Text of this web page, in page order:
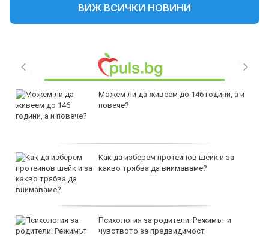
ВИЖ ВСИЧКИ НОВИНИ
Можем ли да живеем до 146 години, а и
повече?
Как да изберем протеинов шейк и за
какво трябва да внимаваме?
Психология за родители: Режимът и
чувството за предвидимост